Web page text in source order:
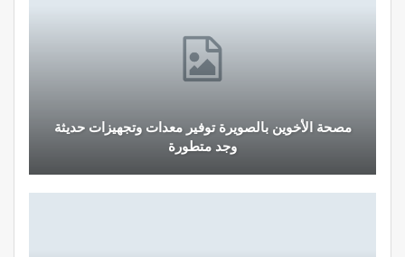
مصحة الأخوين بالصويرة توفير معدات وتجهيزات حديثة
وجد متطورة